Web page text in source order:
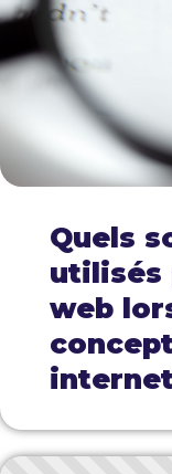
Quels
utilisés
web